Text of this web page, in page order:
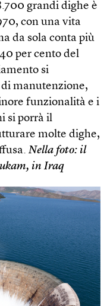
grandi dighe è
con una vita
da sola conta più
per cento del
si
manutenzione,
funzionalità e i
si porrà il
molte dighe,
Nella foto: il
in Iraq